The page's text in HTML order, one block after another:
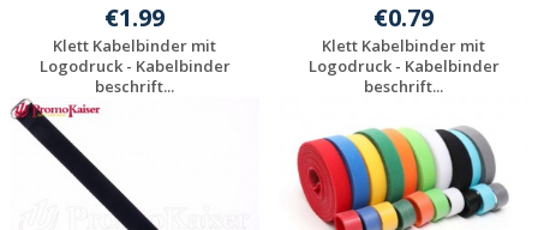
€1.99
Klett Kabelbinder mit
Logodruck - Kabelbinder
beschrift...
anfragen
€0.79
Klett Kabelbinder mit
Logodruck - Kabelbinder
beschrift...
Individuelle
Werbeartikel
anfragen